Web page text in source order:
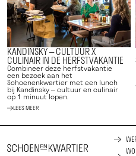
KANDINSKY – CULTUUR X
CULINAIR IN DE HERFSTVAKANTIE
Combineer deze herfstvakantie
een bezoek aan het
Schoenenkwartier met een lunch
bij Kandinsky – cultuur en culinair
op 1 minuut lopen.
LEES MEER